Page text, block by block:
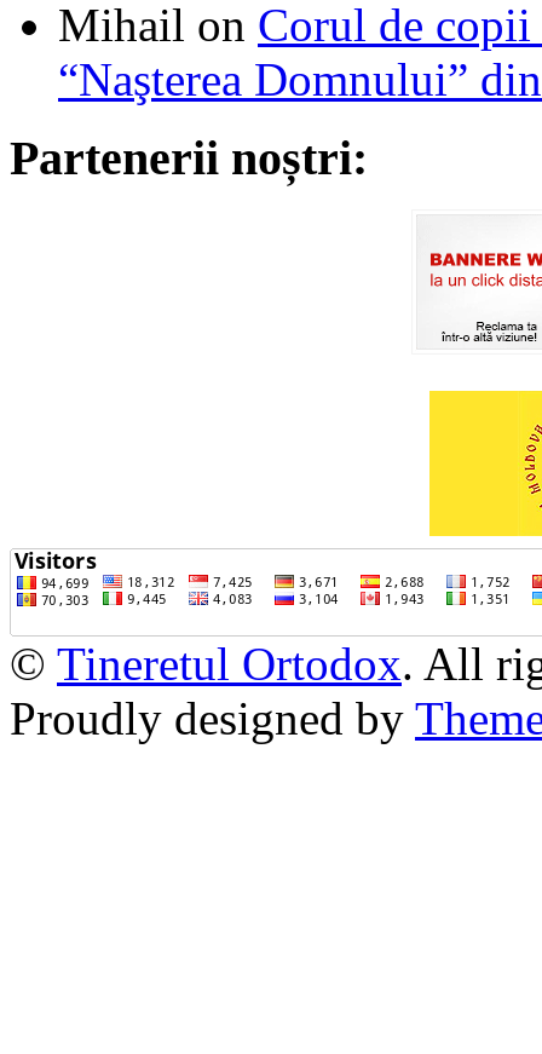
Mihail on Corul de
“Naşterea Domnului”
Partenerii noștri:
© Tineretul Ortodox. All
Proudly designed by